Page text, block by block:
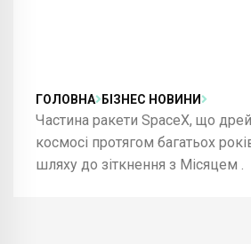
ГОЛОВНА БІЗНЕС НОВИНИ
Частина ракети SpaceX, що
космосі протягом багатьох
шляху до зіткнення з Місяцем .